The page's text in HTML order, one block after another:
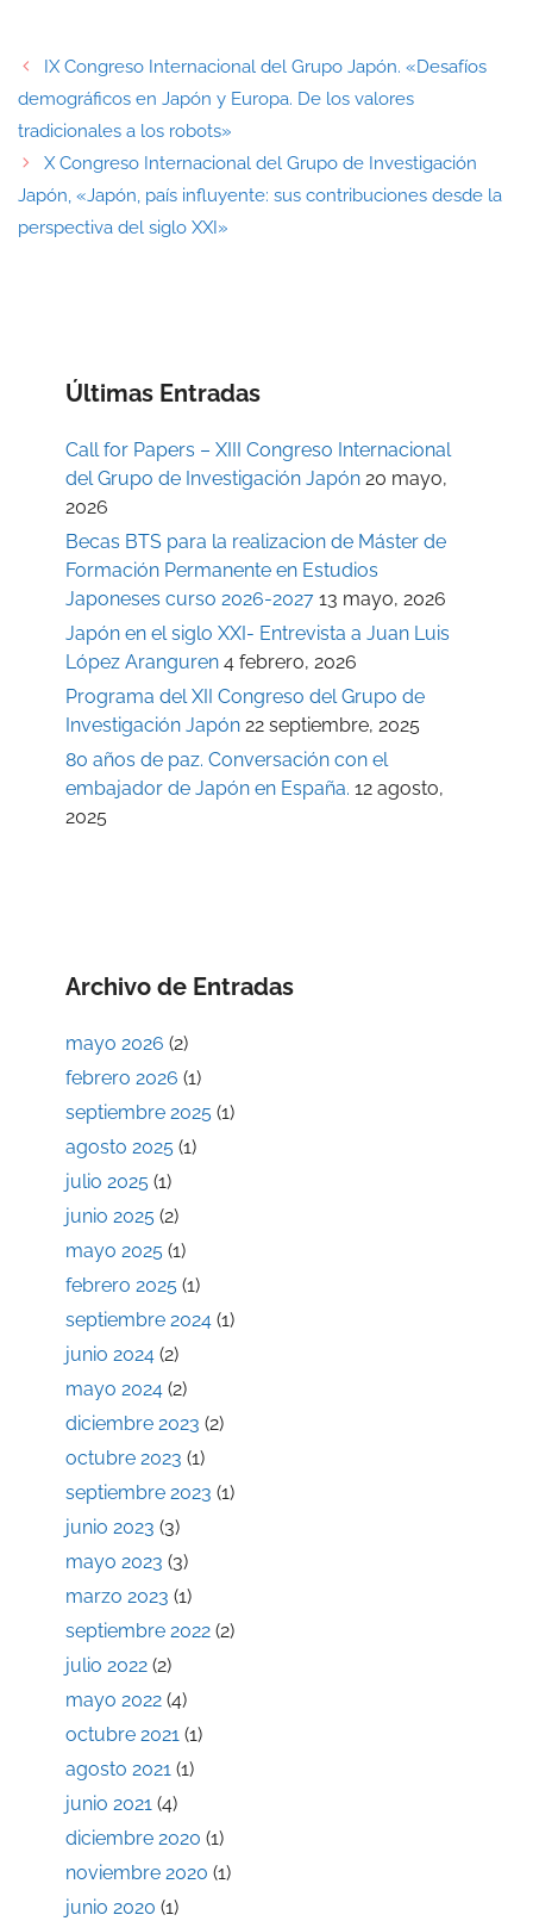
IX Congreso Internacional del Grupo Japón. «Desafíos
demográficos en Japón y Europa. De los valores
tradicionales a los robots»
X Congreso Internacional del Grupo de Investigación
Japón, «Japón, país influyente: sus contribuciones desde la
perspectiva del siglo XXI»
Últimas Entradas
Call for Papers – XIII Congreso Internacional
del Grupo de Investigación Japón 20 mayo,
2026
Becas BTS para la realizacion de Máster de
Formación Permanente en Estudios
Japoneses curso 2026-2027 13 mayo, 2026
Japón en el siglo XXI- Entrevista a Juan Luis
López Aranguren 4 febrero, 2026
Programa del XII Congreso del Grupo de
Investigación Japón 22 septiembre, 2025
80 años de paz. Conversación con el
embajador de Japón en España. 12 agosto,
2025
Archivo de Entradas
mayo 2026 (2)
febrero 2026 (1)
septiembre 2025 (1)
agosto 2025 (1)
julio 2025 (1)
junio 2025 (2)
mayo 2025 (1)
febrero 2025 (1)
septiembre 2024 (1)
junio 2024 (2)
mayo 2024 (2)
diciembre 2023 (2)
octubre 2023 (1)
septiembre 2023 (1)
junio 2023 (3)
mayo 2023 (3)
marzo 2023 (1)
septiembre 2022 (2)
julio 2022 (2)
mayo 2022 (4)
octubre 2021 (1)
agosto 2021 (1)
junio 2021 (4)
diciembre 2020 (1)
noviembre 2020 (1)
junio 2020 (1)